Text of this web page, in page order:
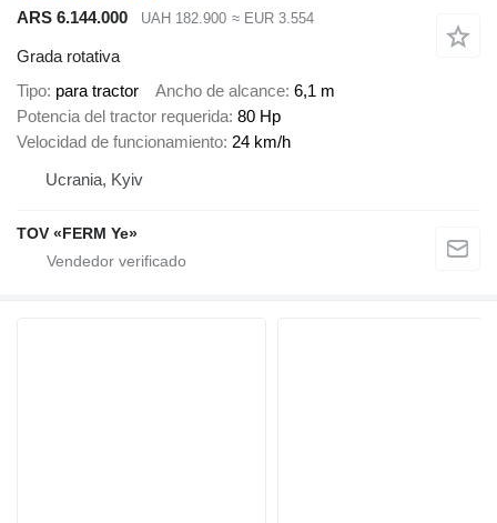
ARS 6.144.000
UAH 182.900 ≈ EUR 3.554
Grada rotativa
Tipo para tractor Ancho de alcance 6,1 m
Potencia del tractor requerida 80 Hp
Velocidad de funcionamiento 24 km/h
Ucrania, Kyiv
TOV «FERM Ye»